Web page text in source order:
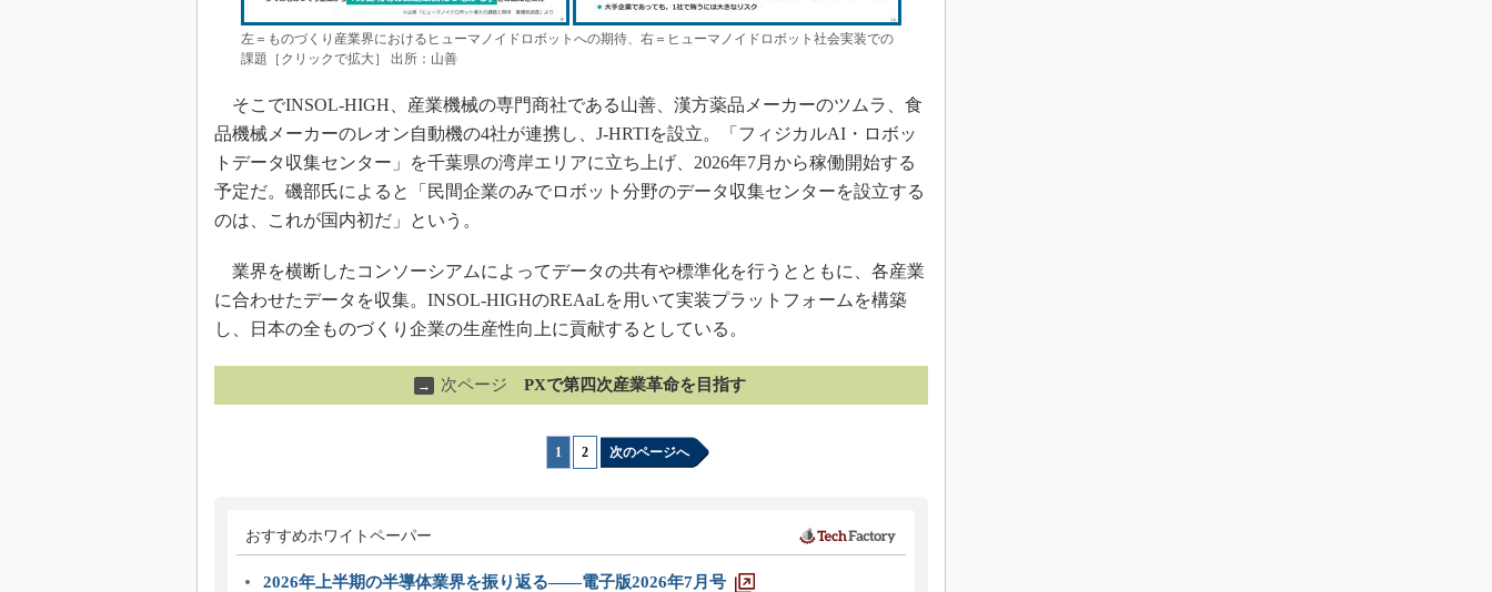
左＝ものづくり産業界におけるヒューマノイドロボットへの期待、右＝ヒューマノイドロボット社会実装での
課題［クリックで拡大］ 出所：山善
そこでINSOL-HIGH、産業機械の専門商社である山善、漢方薬品メーカーのツムラ、食
品機械メーカーのレオン自動機の4社が連携し、J-HRTIを設立。「フィジカルAI・ロボッ
トデータ収集センター」を千葉県の湾岸エリアに立ち上げ、2026年7月から稼働開始する
予定だ。磯部氏によると「民間企業のみでロボット分野のデータ収集センターを設立する
のは、これが国内初だ」という。
業界を横断したコンソーシアムによってデータの共有や標準化を行うとともに、各産業
に合わせたデータを収集。INSOL-HIGHのREAaLを用いて実装プラットフォームを構築
し、日本の全ものづくり企業の生産性向上に貢献するとしている。
→ 次ページ PXで第四次産業革命を目指す
1 2 次のページへ
おすすめホワイトペーパー
2026年上半期の半導体業界を振り返る――電子版2026年7月号